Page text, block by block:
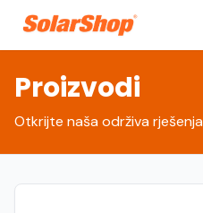
Proizvodi
Otkrijte naša održiva rješenja